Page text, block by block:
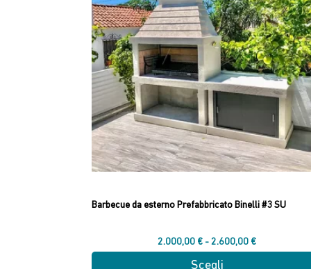
Le
opzioni
possono
essere
scelte
pagina
del
prodotto
Barbecue da esterno Prefabbricato Binelli #3 SU
2.000,00 € - 2.600,00 €Fascia
Scegli